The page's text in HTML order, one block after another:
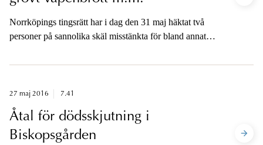
Norrköpings tingsrätt har i dag den 31 maj häktat två
personer på sannolika skäl misstänkta för bland annat
och explosiva varor (grovt brott) under maj månad i
27 maj 2016 7.41
Åtal för dödsskjutning i
Biskopsgården